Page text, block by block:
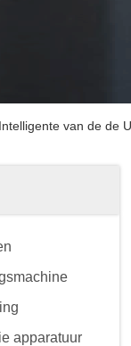
Intelligente van de de
apparatuur